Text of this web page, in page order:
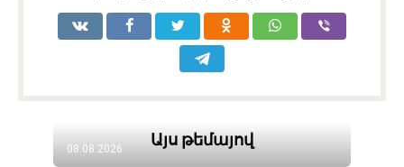
Այս թեմայով
08.08.2026